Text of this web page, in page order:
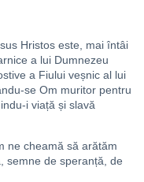
Hristos este, mai întâi
a lui Dumnezeu
a Fiului veșnic al lui
se Om muritor pentru
i viață și slavă
ne cheamă să arătăm
semne de speranță, de